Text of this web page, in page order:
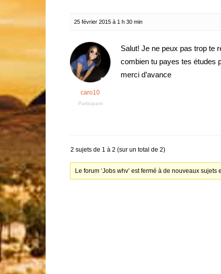
25 février 2015 à 1 h 30 min
caro10
Participant
Salut! Je ne peux pas trop te
combien tu payes tes études
merci d’avance
2 sujets de 1 à 2 (sur un total de 2)
Le forum ‘Jobs whv’ est fermé à de nouveaux sujets